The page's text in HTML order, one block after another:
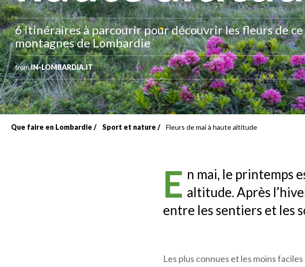
6 itinéraires à parcourir pour découvrir les fleurs de ce
montagnes de Lombardie
fromIN-LOMBARDIA.IT
Fil
Que faire en Lombardie Sport et nature Fleurs de mai à haute altitude
E n mai, le printemps
altitude. Après
entre les sentiers et les
Les plus connues et les moins